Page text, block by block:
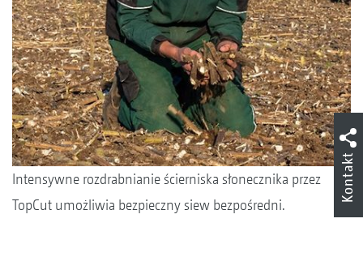
Intensywne rozdrabnianie ścierniska słonecznika przez
TopCut umożliwia bezpieczny siew bezpośredni.
Kontakt